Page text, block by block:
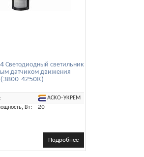
Светодиодный светильник
датчиком движения
4250K)
АСКО-УКРЕМ
Вт:
20
Подробнее